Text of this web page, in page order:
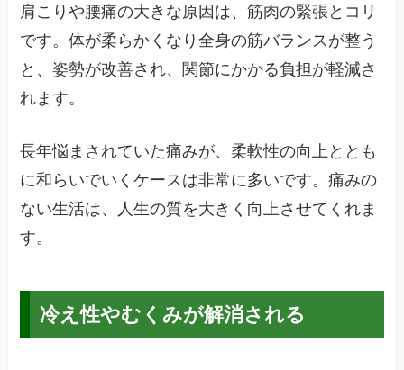
肩こりや腰痛の大きな原因は、筋肉の緊張とコリ
です。体が柔らかくなり全身の筋バランスが整う
と、姿勢が改善され、関節にかかる負担が軽減さ
れます。
長年悩まされていた痛みが、柔軟性の向上ととも
に和らいでいくケースは非常に多いです。痛みの
ない生活は、人生の質を大きく向上させてくれま
す。
冷え性やむくみが解消される